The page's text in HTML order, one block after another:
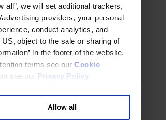
all”, we will set additional trackers,
providers, your personal
conduct analytics, and
object to the sale or sharing of
in the footer of the website.
terms see our Cookie
see our Privacy Policy
Allow all